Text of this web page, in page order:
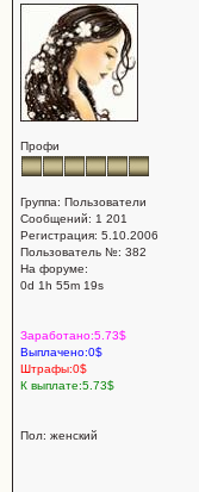
Профи
Группа: Пользователи
Сообщений: 1 201
Регистрация: 5.10.2006
Пользователь №: 382
На форуме:
0d 1h 55m 19s
Заработано:5.73$
Выплачено:0$
Штрафы:0$
К выплате:5.73$
Пол: женский